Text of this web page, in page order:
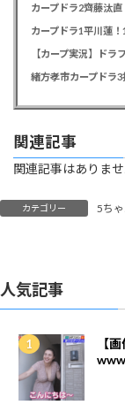
カープドラ2齊藤汰直
【カープ実況】ドラ
関連記事
関連記事はありませ
カテゴリー 5ち
人気記事
【